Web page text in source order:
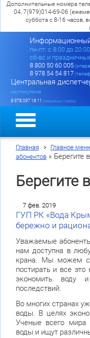
Дополнительные номера
04, 7(979)014-69-06
суббота с 8-16 часов,
пн-пт: c 8:00 до 20:00
сб-вс и
8 800 50 60 005
8 978 54 54 817
Центральная
круглосуточно
8 978 097 18 11 (аварийная служба)
Главная Главное
абонентов» Берегите
Берегите
7 фев. 2019
ГУП РК «Вода
бережно и
Уважаемые
нам доступна в
крана. Мы можем
постирать и все
экономить воду
последствий.
Во многих странах
воды. В целях
Ученые всего мира
воды и ищут